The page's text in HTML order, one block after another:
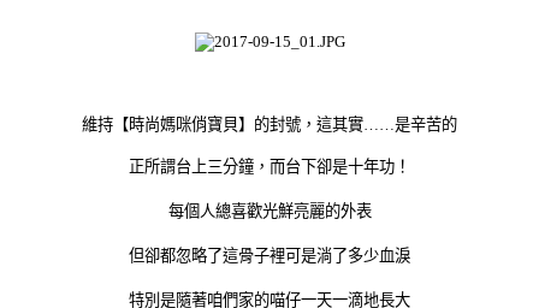
維持【時尚媽咪俏寶貝】的封號，這其實……是辛苦的
正所謂台上三分鐘，而台下卻是十年功！
每個人總喜歡光鮮亮麗的外表
但卻都忽略了這骨子裡可是淌了多少血淚
特別是隨著咱們家的喵仔一天一滴地長大